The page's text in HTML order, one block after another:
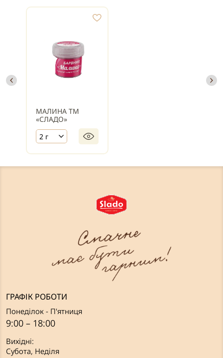
МАЛИНА ТМ
«СЛАДО»
2 г
ГРАФІК РОБОТИ
Понеділок - П'ятниця
9:00 – 18:00
Вихідні:
Субота, Неділя